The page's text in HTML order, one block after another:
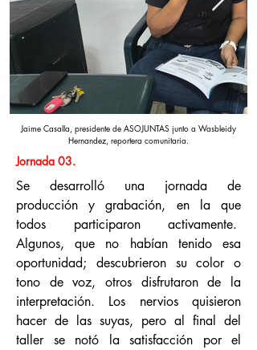
Jaime Casalla, presidente de ASOJUNTAS junto a Wasbleidy
Hernandez, reportera comunitaria.
Jornada 03.
Se desarrolló una jornada de
producción y grabación, en la que
todos participaron activamente.
Algunos, que no habían tenido esa
oportunidad; descubrieron su color o
tono de voz, otros disfrutaron de la
interpretación. Los nervios quisieron
hacer de las suyas, pero al final del
taller se notó la satisfacción por el